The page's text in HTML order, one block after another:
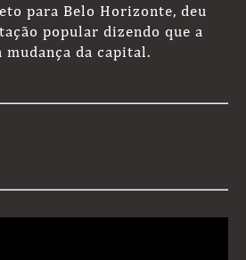
para Belo Horizonte, deu
popular dizendo que a
da capital.